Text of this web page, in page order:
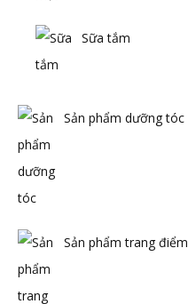
Sữa tắm
Sản phẩm dưỡng tóc
Sản phẩm trang điểm